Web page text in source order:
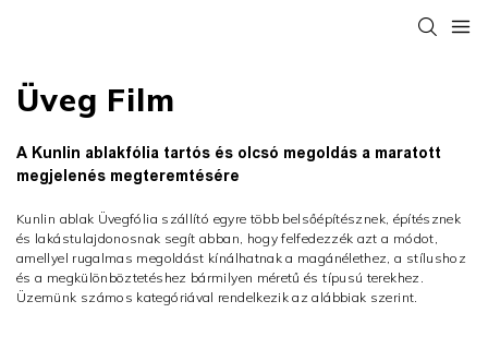
Üveg Film
A Kunlin ablakfólia tartós és olcsó megoldás a maratott
megjelenés megteremtésére
Kunlin ablak Üvegfólia szállító egyre több belsőépítésznek, építésznek
és lakástulajdonosnak segít abban, hogy felfedezzék azt a módot,
amellyel rugalmas megoldást kínálhatnak a magánélethez, a stílushoz
és a megkülönböztetéshez bármilyen méretű és típusú terekhez.
Üzemünk számos kategóriával rendelkezik az alábbiak szerint.